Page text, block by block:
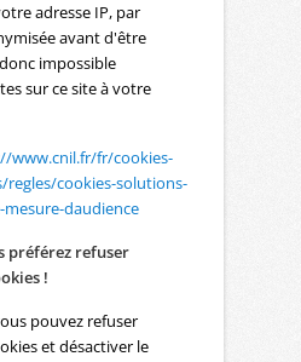
adresse IP, par
avant d'être
impossible
sur ce site à votre
www.cnil.fr/fr/cookies-
regles/cookies-solutions-
daudience
préférez refuser
!
pouvez refuser
et désactiver le